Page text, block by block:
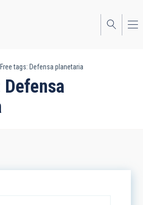
Free tags: Defensa planetaria
Defensa